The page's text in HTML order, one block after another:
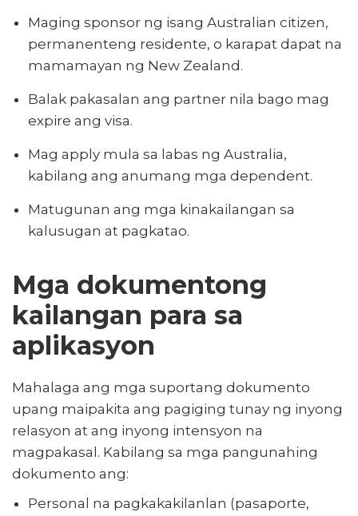
Maging sponsor ng isang Australian citizen,
permanenteng residente, o karapat dapat na
mamamayan ng New Zealand.
Balak pakasalan ang partner nila bago mag
expire ang visa.
Mag apply mula sa labas ng Australia,
kabilang ang anumang mga dependent.
Matugunan ang mga kinakailangan sa
kalusugan at pagkatao.
Mga dokumentong
kailangan para sa
aplikasyon
Mahalaga ang mga suportang dokumento
upang maipakita ang pagiging tunay ng inyong
relasyon at ang inyong intensyon na
magpakasal. Kabilang sa mga pangunahing
dokumento ang:
Personal na pagkakakilanlan (pasaporte,